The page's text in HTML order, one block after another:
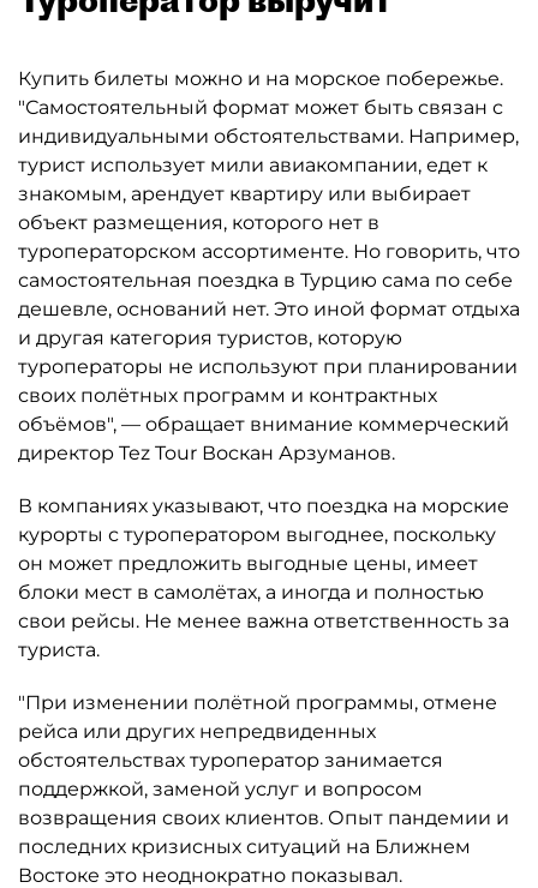
Купить билеты можно и на морское побережье.
"Самостоятельный формат может быть связан с
индивидуальными обстоятельствами. Например,
турист использует мили авиакомпании, едет к
знакомым, арендует квартиру или выбирает
объект размещения, которого нет в
туроператорском ассортименте. Но говорить, что
самостоятельная поездка в Турцию сама по себе
дешевле, оснований нет. Это иной формат отдыха
и другая категория туристов, которую
туроператоры не используют при планировании
своих полётных программ и контрактных
объёмов", — обращает внимание коммерческий
директор Tez Tour Воскан Арзуманов.
В компаниях указывают, что поездка на морские
курорты с туроператором выгоднее, поскольку
он может предложить выгодные цены, имеет
блоки мест в самолётах, а иногда и полностью
свои рейсы. Не менее важна ответственность за
туриста.
"При изменении полётной программы, отмене
рейса или других непредвиденных
обстоятельствах туроператор занимается
поддержкой, заменой услуг и вопросом
возвращения своих клиентов. Опыт пандемии и
последних кризисных ситуаций на Ближнем
Востоке это неоднократно показывал.